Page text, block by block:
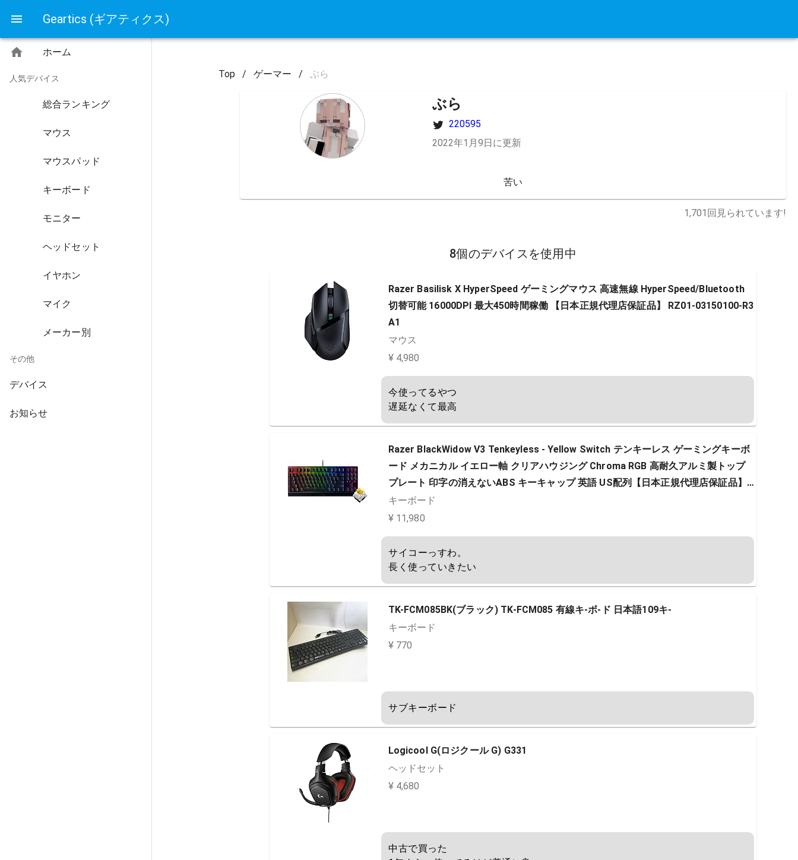
Geartics (ギアティクス)
ホーム
人気デバイス
総合ランキング
マウス
マウスパッド
キーボード
モニター
ヘッドセット
イヤホン
マイク
メーカー別
その他
デバイス
お知らせ
Top / ゲーマー / ぶら
ぶら
220595
2022年1月9日に更新
苦い
1,701 回見られています!
8個のデバイスを使用中
Razer Basilisk X HyperSpeed ゲーミングマウス 高速無線 HyperSpeed/Bluetooth
切替可能 16000DPI 最大450時間稼働 【日本正規代理店保証品】 RZ01-03150100-R3
A1
マウス
¥ 4,980
今使ってるやつ
遅延なくて最高
Razer BlackWidow V3 Tenkeyless - Yellow Switch テンキーレス ゲーミングキーボ
ード メカニカル イエロー軸 クリアハウジング Chroma RGB 高耐久アルミ製トップ
プレート 印字の消えないABS キーキャップ 英語 US配列【日本正規代理店保証品】
RZ03-03491800-R3M1
キーボード
¥ 11,980
サイコーっすわ。
長く使っていきたい
TK-FCM085BK(ブラック) TK-FCM085 有線キ-ボ-ド 日本語109キ-
キーボード
¥ 770
サブキーボード
Logicool G(ロジクール G) G331
ヘッドセット
¥ 4,680
中古で買った